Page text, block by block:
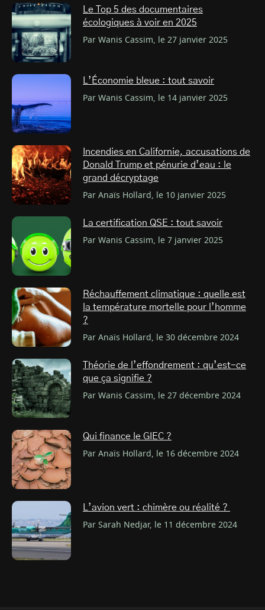
Le Top 5 des documentaires
écologiques à voir en 2025
Par Wanis Cassim, le 27 janvier 2025
L’Économie bleue : tout savoir
Par Wanis Cassim, le 14 janvier 2025
Incendies en Californie, accusations de
Donald Trump et pénurie d’eau : le
grand décryptage
Par Anaïs Hollard, le 10 janvier 2025
La certification QSE : tout savoir
Par Wanis Cassim, le 7 janvier 2025
Réchauffement climatique : quelle est
la température mortelle pour l’homme
?
Par Anaïs Hollard, le 30 décembre 2024
Théorie de l’effondrement : qu’est-ce
que ça signifie ?
Par Wanis Cassim, le 27 décembre 2024
Qui finance le GIEC ?
Par Anaïs Hollard, le 16 décembre 2024
L’avion vert : chimère ou réalité ?
Par Sarah Nedjar, le 11 décembre 2024